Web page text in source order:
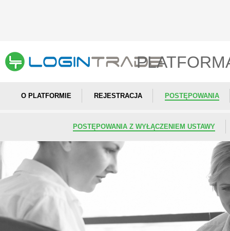
O PLATFORMIE REJESTRACJA POSTĘPOWANIA
POSTĘPOWANIA Z WYŁĄCZENIEM USTAWY